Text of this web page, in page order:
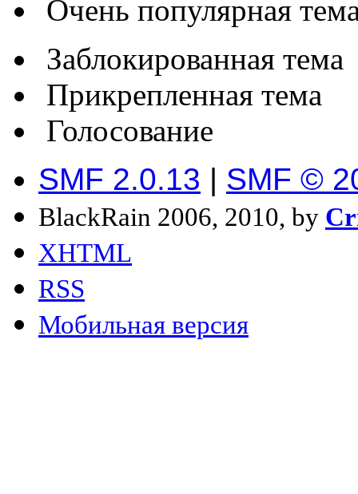
Очень популярная
Заблокированная тема
Прикрепленная тема
Голосование
SMF 2.0.13 | SMF ©
BlackRain 2006, 2010, by
XHTML
RSS
Мобильная версия